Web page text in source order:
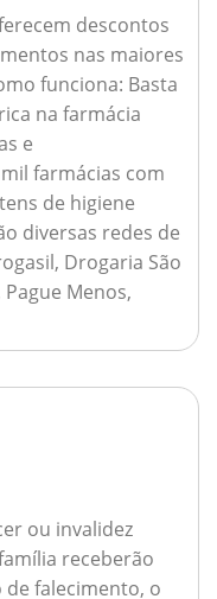
descontos
nas maiores
funciona: Basta
na farmácia
e
farmácias com
de higiene
diversas redes de
Drogaria São
Menos,
ou invalidez
receberão
de falecimento, o